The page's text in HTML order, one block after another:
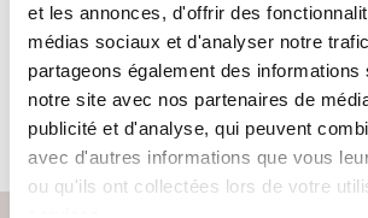
et les annonces, d'offrir des
médias sociaux et d'analyser notre
partageons également des
notre site avec nos partenaires de
publicité et d'analyse, qui peuvent
avec d'autres informations que vous
ou qu'ils ont collectées lors de votre
LES LIVRES DE L'AUTEUR
Cet auteur ne propose pas de livre à la
pour le moment.